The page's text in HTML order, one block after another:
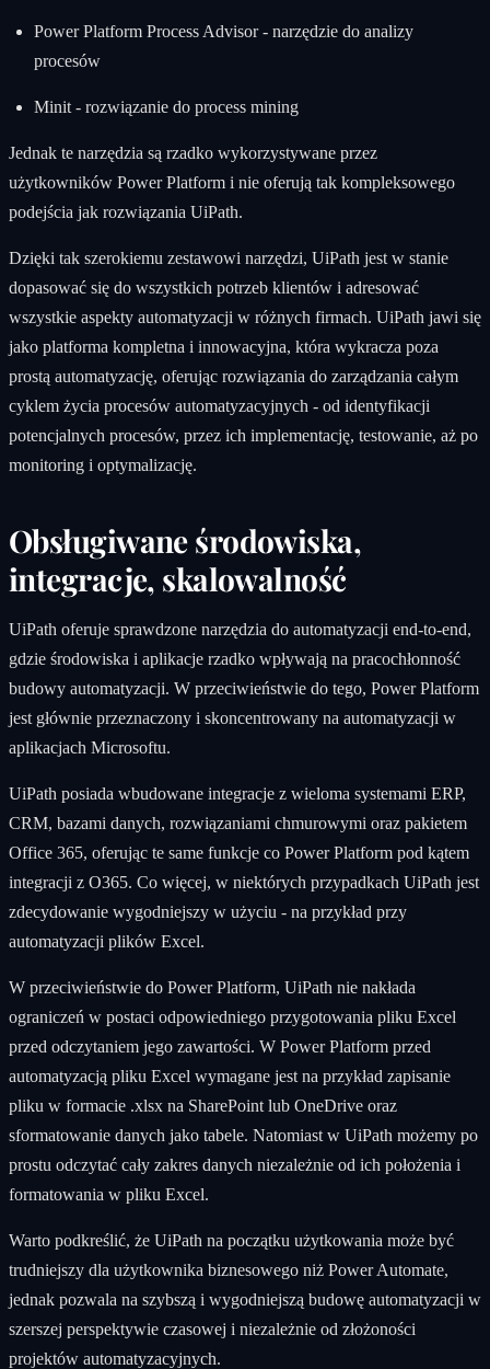
Power Platform Process Advisor - narzędzie do analizy
procesów
Minit - rozwiązanie do process mining
Jednak te narzędzia są rzadko wykorzystywane przez
użytkowników Power Platform i nie oferują tak kompleksowego
podejścia jak rozwiązania UiPath.
Dzięki tak szerokiemu zestawowi narzędzi, UiPath jest w stanie
dopasować się do wszystkich potrzeb klientów i adresować
wszystkie aspekty automatyzacji w różnych firmach. UiPath jawi się
jako platforma kompletna i innowacyjna, która wykracza poza
prostą automatyzację, oferując rozwiązania do zarządzania całym
cyklem życia procesów automatyzacyjnych - od identyfikacji
potencjalnych procesów, przez ich implementację, testowanie, aż po
monitoring i optymalizację.
Obsługiwane środowiska,
integracje, skalowalność
UiPath oferuje sprawdzone narzędzia do automatyzacji end-to-end,
gdzie środowiska i aplikacje rzadko wpływają na pracochłonność
budowy automatyzacji. W przeciwieństwie do tego, Power Platform
jest głównie przeznaczony i skoncentrowany na automatyzacji w
aplikacjach Microsoftu.
UiPath posiada wbudowane integracje z wieloma systemami ERP,
CRM, bazami danych, rozwiązaniami chmurowymi oraz pakietem
Office 365, oferując te same funkcje co Power Platform pod kątem
integracji z O365. Co więcej, w niektórych przypadkach UiPath jest
zdecydowanie wygodniejszy w użyciu - na przykład przy
automatyzacji plików Excel.
W przeciwieństwie do Power Platform, UiPath nie nakłada
ograniczeń w postaci odpowiedniego przygotowania pliku Excel
przed odczytaniem jego zawartości. W Power Platform przed
automatyzacją pliku Excel wymagane jest na przykład zapisanie
pliku w formacie .xlsx na SharePoint lub OneDrive oraz
sformatowanie danych jako tabele. Natomiast w UiPath możemy po
prostu odczytać cały zakres danych niezależnie od ich położenia i
formatowania w pliku Excel.
Warto podkreślić, że UiPath na początku użytkowania może być
trudniejszy dla użytkownika biznesowego niż Power Automate,
jednak pozwala na szybszą i wygodniejszą budowę automatyzacji w
szerszej perspektywie czasowej i niezależnie od złożoności
projektów automatyzacyjnych.